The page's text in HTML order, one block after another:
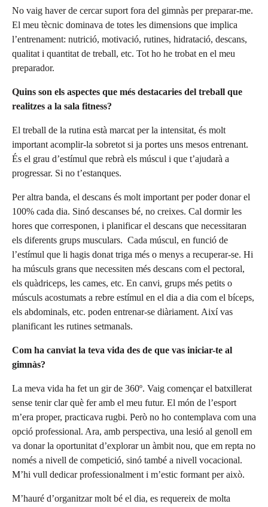
No vaig haver de cercar suport fora del gimnàs per preparar-me.
El meu tècnic dominava de totes les dimensions que implica
l’entrenament: nutrició, motivació, rutines, hidratació, descans,
qualitat i quantitat de treball, etc. Tot ho he trobat en el meu
preparador.
Quins son els aspectes que més destacaries del treball que
realitzes a la sala fitness?
El treball de la rutina està marcat per la intensitat, és molt
important acomplir-la sobretot si ja portes uns mesos entrenant.
És el grau d’estímul que rebrà els múscul i que t’ajudarà a
progressar. Si no t’estanques.
Per altra banda, el descans és molt important per poder donar el
100% cada dia. Sinó descanses bé, no creixes. Cal dormir les
hores que corresponen, i planificar el descans que necessitaran
els diferents grups musculars. Cada múscul, en funció de
l’estímul que li hagis donat triga més o menys a recuperar-se. Hi
ha músculs grans que necessiten més descans com el pectoral,
els quàdriceps, les cames, etc. En canvi, grups més petits o
músculs acostumats a rebre estímul en el dia a dia com el bíceps,
els abdominals, etc. poden entrenar-se diàriament. Així vas
planificant les rutines setmanals.
Com ha canviat la teva vida des de que vas iniciar-te al
gimnàs?
La meva vida ha fet un gir de 360º. Vaig començar el batxillerat
sense tenir clar què fer amb el meu futur. El món de l’esport
m’era proper, practicava rugbi. Però no ho contemplava com una
opció professional. Ara, amb perspectiva, una lesió al genoll em
va donar la oportunitat d’explorar un àmbit nou, que em repta no
només a nivell de competició, sinó també a nivell vocacional.
M’hi vull dedicar professionalment i m’estic formant per això.
M’hauré d’organitzar molt bé el dia, es requereix de molta